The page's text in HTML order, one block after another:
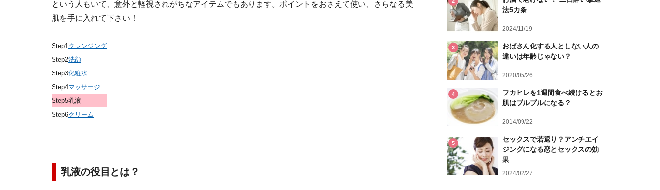
という人もいて、意外と軽視されがちなアイテムでもあります。ポイントをおさえて使い、さらなる美
肌を手に入れて下さい！
Step1クレンジング
Step2洗顔
Step3化粧水
Step4マッサージ
Step5乳液
Step6クリーム
乳液の役目とは？
法5カ条
2024/11/19
3
おばさん化する人としない人の
違いは年齢じゃない？
2020/05/26
4
フカヒレを1週間食べ続けるとお
肌はプルプルになる？
2014/09/22
5
セックスで若返り？アンチエイ
ジングになる恋とセックスの効
果
2024/02/27